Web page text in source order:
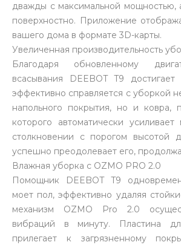
дважды с максимальной мощностью,
поверхностно. Приложение
вашего дома в формате 3D-карты.
Увеличенная производительность
Благодаря обновленному
всасывания DEEBOT T9
эффективно справляется с уборкой
напольного покрытия, но и ковра,
которого автоматически
столкновении с порогом высотой
успешно преодолевает его,
Влажная уборка с OZMO PRO 2.0
Помощник DEEBOT T9
моет пол, эффективно удаляя
механизм OZMO Pro 2.0
вибраций в минуту. Пластина
прилегает к загрязненному